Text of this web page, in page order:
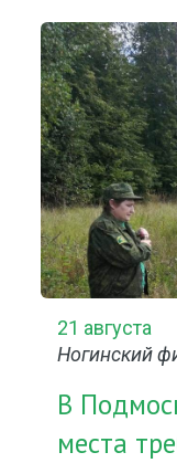
21 августа
Ногинский
В
места